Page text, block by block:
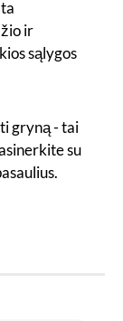
ir
sąlygos
gryną - tai
su